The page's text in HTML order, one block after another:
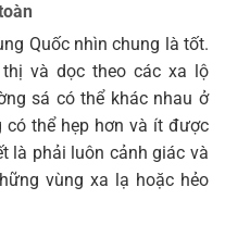
Quốc nhìn chung là tốt.
và dọc theo các xa lộ
sá có thể khác nhau ở
thể hẹp hơn và ít được
là phải luôn cảnh giác và
vùng xa lạ hoặc hẻo